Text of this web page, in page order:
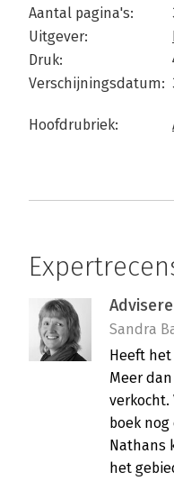
Aantal pagina's:
Uitgever:
Druk:
Verschijningsdatum:
Hoofdrubriek:
Sandra
Heeft
Meer
verkocht.
boek
Nathans
het